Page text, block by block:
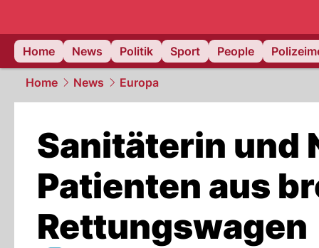
Home News Politik Sport People
Home News Europa
Sanitäterin und
Patienten aus
Rettungswagen